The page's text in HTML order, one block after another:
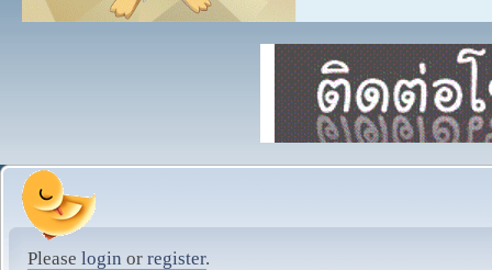
Please login or register.